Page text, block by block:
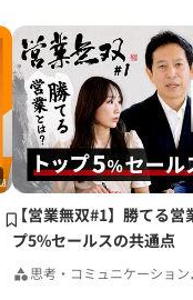
【営業無双#1】勝てる営
プ5%セールスの共通点
思考・コミュニケーション